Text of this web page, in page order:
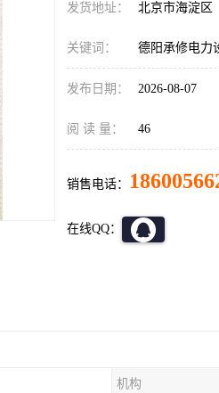
发货地址： 北京市海淀区
关键词： 德阳承修电力
发布日期： 2026-08-07
阅 读 量： 46
销售电话：
在线QQ：
机构